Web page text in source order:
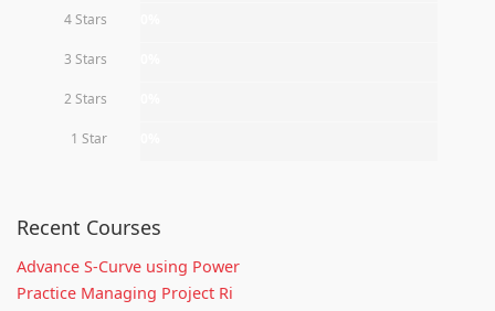
4 Stars
3 Stars
2 Stars
1 Star
Recent Courses
Advance S-Curve using Power
Practice Managing Project Ri